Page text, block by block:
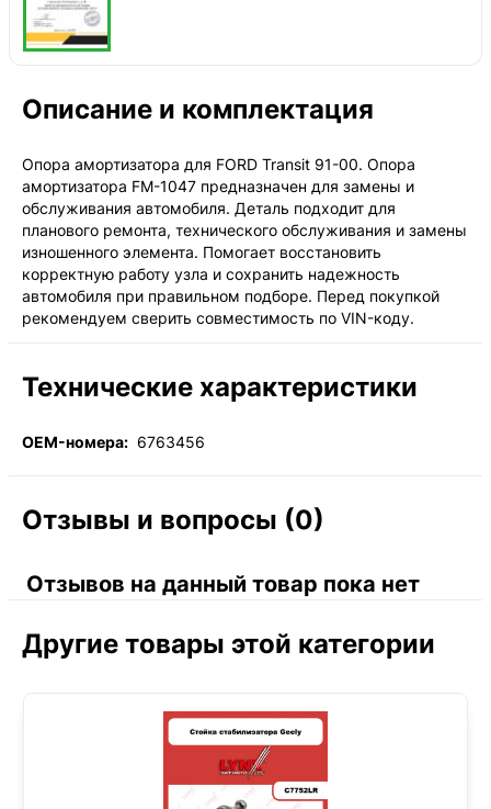
сегодня, бесплатно
наб. Бережковская, д. 20, стр. 19
1-3 дня, от 385 ₽
Описание и комплектация
Опора амортизатора для FORD Transit 91-00. Опора
амортизатора FM-1047 предназначен для замены и
обслуживания автомобиля. Деталь подходит для
планового ремонта, технического обслуживания и замены
изношенного элемента. Помогает восстановить
корректную работу узла и сохранить надежность
автомобиля при правильном подборе. Перед покупкой
рекомендуем сверить совместимость по VIN-коду.
Технические характеристики
OEM-номера: 6763456
Отзывы и вопросы (0)
Отзывов на данный товар пока нет
Другие товары этой категории